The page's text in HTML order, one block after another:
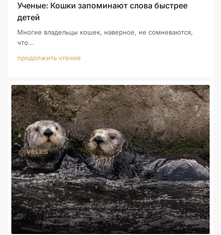
Ученые: Кошки запоминают слова быстрее
детей
Многие владельцы кошек, наверное, не сомневаются,
что...
продолжить чтение